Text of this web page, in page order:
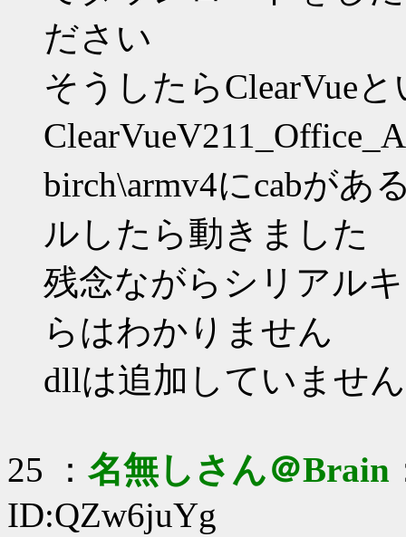
ださい
そうしたらClearVue
birch\armv4にcabがあ
ルしたら動きました
残念ながらシリアル
らはわかりません
dllは追加していません
25 ： 名無しさん＠Brain
ID:QZw6juYg